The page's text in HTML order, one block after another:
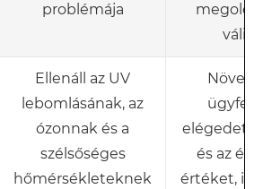
problémája
válik
Ellenáll az UV
lebomlásának, az
ózonnak és a
szélsőséges
hőmérsékleteknek
Növeli
és az
értéket,